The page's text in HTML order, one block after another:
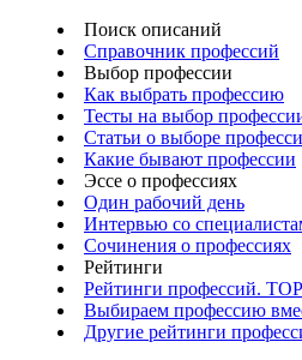
Поиск описаний
Справочник профессий
Выбор профессии
Как выбрать профессию
Тесты на выбор
Статьи о выборе
Какие бывают профессии
Эссе о профессиях
Один рабочий день
Интервью со
Сочинения о профессиях
Рейтинги
Рейтинги профессий.
Выбираем профессию
Другие рейтинги